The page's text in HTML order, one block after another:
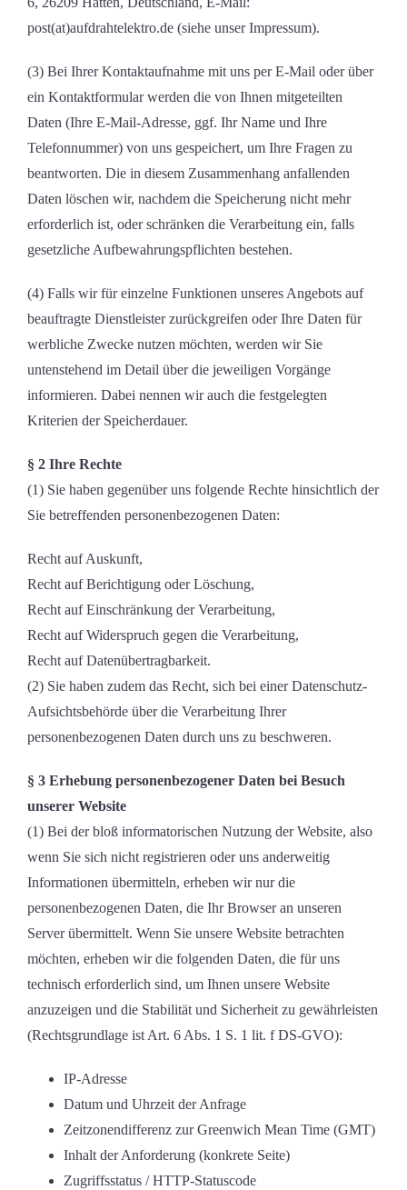
post(at)aufdrahtelektro.de (siehe unser Impressum).
(3) Bei Ihrer Kontaktaufnahme mit uns per E-Mail oder über
ein Kontaktformular werden die von Ihnen mitgeteilten
Daten (Ihre E-Mail-Adresse, ggf. Ihr Name und Ihre
Telefonnummer) von uns gespeichert, um Ihre Fragen zu
beantworten. Die in diesem Zusammenhang anfallenden
Daten löschen wir, nachdem die Speicherung nicht mehr
erforderlich ist, oder schränken die Verarbeitung ein, falls
gesetzliche Aufbewahrungspflichten bestehen.
(4) Falls wir für einzelne Funktionen unseres Angebots auf
beauftragte Dienstleister zurückgreifen oder Ihre Daten für
werbliche Zwecke nutzen möchten, werden wir Sie
untenstehend im Detail über die jeweiligen Vorgänge
informieren. Dabei nennen wir auch die festgelegten
Kriterien der Speicherdauer.
§ 2 Ihre Rechte
(1) Sie haben gegenüber uns folgende Rechte hinsichtlich der
Sie betreffenden personenbezogenen Daten:
Recht auf Auskunft,
Recht auf Berichtigung oder Löschung,
Recht auf Einschränkung der Verarbeitung,
Recht auf Widerspruch gegen die Verarbeitung,
Recht auf Datenübertragbarkeit.
(2) Sie haben zudem das Recht, sich bei einer Datenschutz-
Aufsichtsbehörde über die Verarbeitung Ihrer
personenbezogenen Daten durch uns zu beschweren.
§ 3 Erhebung personenbezogener Daten bei Besuch
unserer Website
(1) Bei der bloß informatorischen Nutzung der Website, also
wenn Sie sich nicht registrieren oder uns anderweitig
Informationen übermitteln, erheben wir nur die
personenbezogenen Daten, die Ihr Browser an unseren
Server übermittelt. Wenn Sie unsere Website betrachten
möchten, erheben wir die folgenden Daten, die für uns
technisch erforderlich sind, um Ihnen unsere Website
anzuzeigen und die Stabilität und Sicherheit zu gewährleisten
(Rechtsgrundlage ist Art. 6 Abs. 1 S. 1 lit. f DS-GVO):
IP-Adresse
Datum und Uhrzeit der Anfrage
Zeitzonendifferenz zur Greenwich Mean Time (GMT)
Inhalt der Anforderung (konkrete Seite)
Zugriffsstatus / HTTP-Statuscode